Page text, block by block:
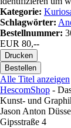
Kategorie:
Schlagwörter:
Bestellnummer:
EUR 80,--
Alle Titel anzeigen
HescomShop -
Kunst- und
Jason Anton
Gipsstraße 4